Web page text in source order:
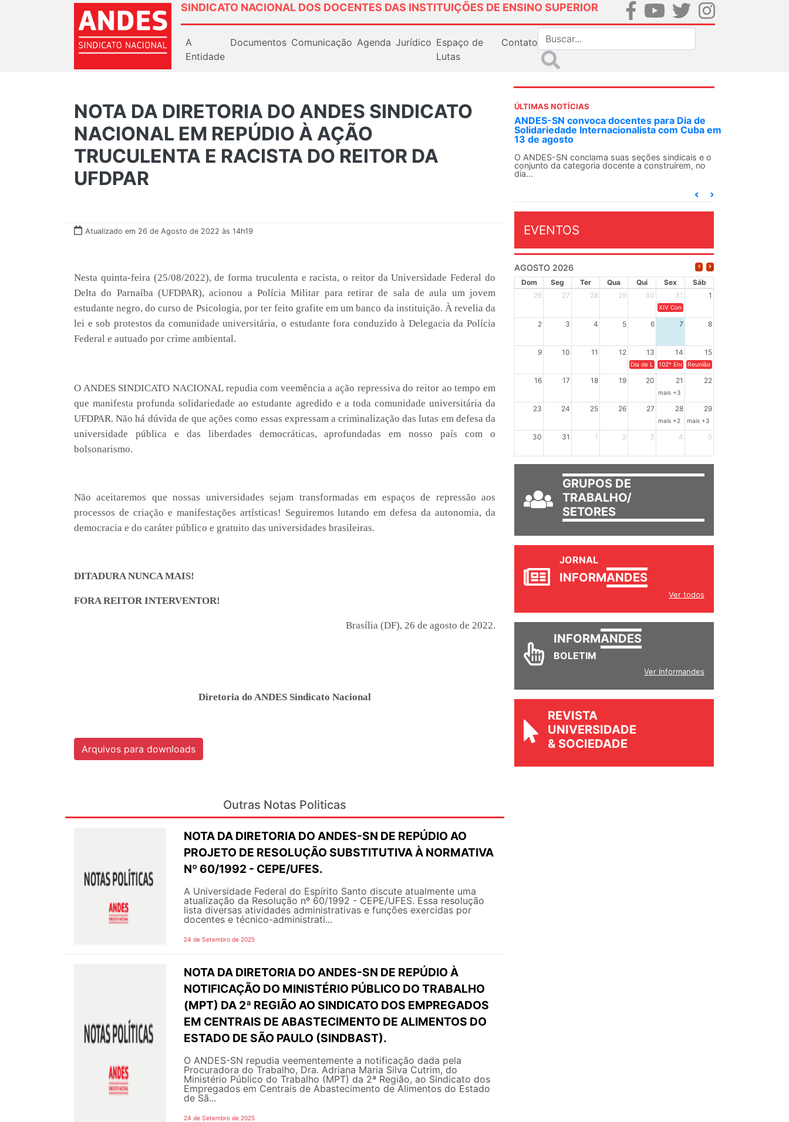
SINDICATO NACIONAL DOS DOCENTES DAS INSTITUIÇÕES DE ENSINO SUPERIOR
A
Entidade
Documentos Comunicação Agenda Jurídico Espaço de
Lutas
Contato
NOTA DA DIRETORIA DO ANDES SINDICATO
NACIONAL EM REPÚDIO À AÇÃO
TRUCULENTA E RACISTA DO REITOR DA
UFDPAR
Atualizado em 26 de Agosto de 2022 às 14h19
Nesta quinta-feira (25/08/2022), de forma truculenta e racista, o reitor da Universidade Federal do
Delta do Parnaíba (UFDPAR), acionou a Polícia Militar para retirar de sala de aula um jovem
estudante negro, do curso de Psicologia, por ter feito grafite em um banco da instituição. À revelia da
lei e sob protestos da comunidade universitária, o estudante fora conduzido à Delegacia da Polícia
Federal e autuado por crime ambiental.
O ANDES SINDICATO NACIONAL repudia com veemência a ação repressiva do reitor ao tempo em
que manifesta profunda solidariedade ao estudante agredido e a toda comunidade universitária da
UFDPAR. Não há dúvida de que ações como essas expressam a criminalização das lutas em defesa da
universidade pública e das liberdades democráticas, aprofundadas em nosso país com o
bolsonarismo.
Não aceitaremos que nossas universidades sejam transformadas em espaços de repressão aos
processos de criação e manifestações artísticas! Seguiremos lutando em defesa da autonomia, da
democracia e do caráter público e gratuito das universidades brasileiras.
DITADURA NUNCA MAIS!
FORA REITOR INTERVENTOR!
Brasília (DF), 26 de agosto de 2022.
Diretoria do ANDES Sindicato Nacional
Arquivos para downloads
Outras Notas Politicas
NOTA DA DIRETORIA DO ANDES-SN DE REPÚDIO AO
PROJETO DE RESOLUÇÃO SUBSTITUTIVA À NORMATIVA
Nº 60/1992 - CEPE/UFES.
A Universidade Federal do Espírito Santo discute atualmente uma
atualização da Resolução nº 60/1992 - CEPE/UFES. Essa resolução
lista diversas atividades administrativas e funções exercidas por
docentes e técnico-administrati...
24 de Setembro de 2025
NOTA DA DIRETORIA DO ANDES-SN DE REPÚDIO À
NOTIFICAÇÃO DO MINISTÉRIO PÚBLICO DO TRABALHO
(MPT) DA 2ª REGIÃO AO SINDICATO DOS EMPREGADOS
EM CENTRAIS DE ABASTECIMENTO DE ALIMENTOS DO
ESTADO DE SÃO PAULO (SINDBAST).
O ANDES-SN repudia veementemente a notificação dada pela
Procuradora do Trabalho, Dra. Adriana Maria Silva Cutrim, do
Ministério Público do Trabalho (MPT) da 2ª Região, ao Sindicato dos
Empregados em Centrais de Abastecimento de Alimentos do Estado
de Sã...
24 de Setembro de 2025
ÚLTIMAS NOTÍCIAS
ANDES-SN convoca docentes para Dia de
Solidariedade Internacionalista com Cuba em
13 de agosto
O ANDES-SN conclama suas seções sindicais e o
conjunto da categoria docente a construírem, no
dia...
EVENTOS
AGOSTO 2026
Dom Seg Ter Qua Qui Sex
Sáb
26
27 28 29 30 31 1
XIV Congresso Brasileiro de
2 3 4 5 6 7 8
9 10 11 12 13 14 15
Dia de Luta em Defesa de Cuba e da Soberania dos
102º Encontro da Regional Leste, “Em terra
Reunião GTPE.
16 17 18 19 20 21 22
mais +3
23 24 25 26 27 28 29
mais +2 mais +3
30 31 1 2 3 4 5
GRUPOS DE
TRABALHO/
SETORES
JORNAL
INFORMANDES
Ver todos
INFORMANDES
BOLETIM
Ver Informandes
REVISTA
UNIVERSIDADE
& SOCIEDADE